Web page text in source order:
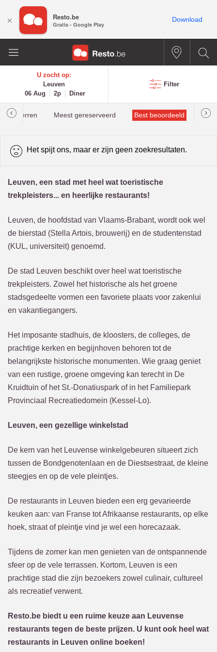
U zocht op:
Leuven
06 Aug
2p Diner
Filter
Meest gereserveerd Best beoordeeld
Het spijt ons, maar er zijn geen zoekresultaten.
Leuven, een stad met heel wat toeristische
trekpleisters... en heerlijke restaurants!
Leuven, de hoofdstad van Vlaams-Brabant, wordt ook wel
de bierstad (Stella Artois, brouwerij) en de studentenstad
(KUL, universiteit) genoemd.
De stad Leuven beschikt over heel wat toeristische
trekpleisters. Zowel het historische als het groene
stadsgedeelte vormen een favoriete plaats voor zakenlui
en vakantiegangers.
Het imposante stadhuis, de kloosters, de colleges, de
prachtige kerken en begijnhoven behoren tot de
belangrijkste historische monumenten. Wie graag geniet
van een rustige, groene omgeving kan terecht in De
Kruidtuin of het St.-Donatiuspark of in het Familiepark
Provinciaal Recreatiedomein (Kessel-Lo).
Leuven, een gezellige winkelstad
De kern van het Leuvense winkelgebeuren situeert zich
tussen de Bondgenotenlaan en de Diestsestraat, de kleine
steegjes en op de vele pleintjes.
De restaurants in Leuven bieden een erg gevarieerde
keuken aan: van Franse tot Afrikaanse restaurants, op elke
hoek, straat of pleintje vind je wel een horecazaak.
Tijdens de zomer kan men genieten van de ontspannende
sfeer op de vele terrassen. Kortom, Leuven is een
prachtige stad die zijn bezoekers zowel culinair, cultureel
als recreatief verwent.
Resto.be biedt u een ruime keuze aan Leuvense
restaurants tegen de beste prijzen. U kunt ook heel wat
restaurants in Leuven online boeken!
× Resto.be
Gratis - Google Play
Download